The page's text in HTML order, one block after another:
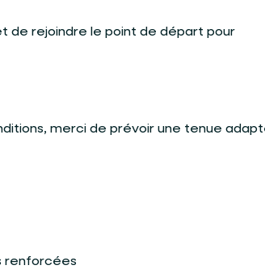
de rejoindre le point de départ pour
merci de prévoir une tenue
renforcées